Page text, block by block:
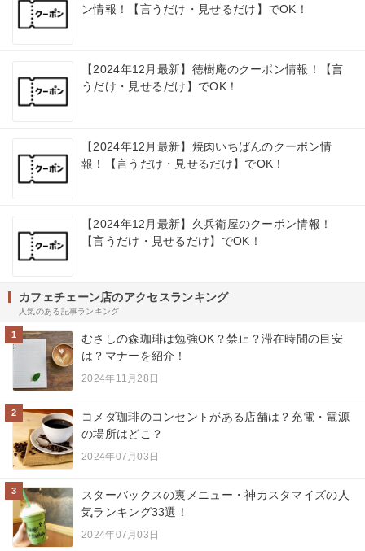
ン情報！【言うだけ・見せるだけ】でOK！
【2024年12月最新】徳樹庵のクーポン情報！【言
うだけ・見せるだけ】でOK！
【2024年12月最新】焼肉いちばんのクーポン情
報！【言うだけ・見せるだけ】でOK！
【2024年12月最新】久兵衛屋のクーポン情報！
【言うだけ・見せるだけ】でOK！
カフェチェーン店のアクセスランキング
人気のある記事ランキング
1
むさしの森珈琲は勉強OK？禁止？滞在時間の目安
は？マナーを紹介！
2024年11月28日
2
コメダ珈琲のコンセントがある店舗は？充電・電源
の場所はどこ？
2024年07月03日
3
スターバックスの裏メニュー・神カスタマイズの人
気ランキング33選！
2024年07月03日